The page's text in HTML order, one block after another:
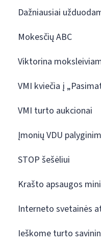
Dažniausiai
Mokesčių ABC
Viktorina
VMI kviečia į
VMI turto aukcionai
Įmonių VDU
STOP šešėliui
Krašto apsaugos
Interneto svetainės
Ieškome turto